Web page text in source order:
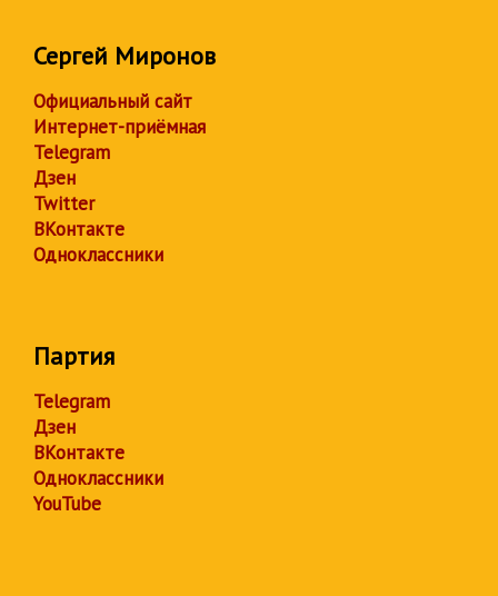
Сергей Миронов
Официальный сайт
Интернет-приёмная
Telegram
Дзен
Twitter
ВКонтакте
Одноклассники
Партия
Telegram
Дзен
ВКонтакте
Одноклассники
YouTube